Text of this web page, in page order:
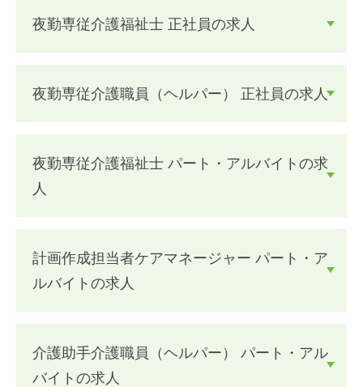
夜勤専従介護福祉士 正社員の求人
夜勤専従介護職員（ヘルパー） 正社員の求人
夜勤専従介護福祉士 パート・アルバイトの求
人
計画作成担当者ケアマネージャー パート・ア
ルバイトの求人
介護助手介護職員（ヘルパー） パート・アル
バイトの求人